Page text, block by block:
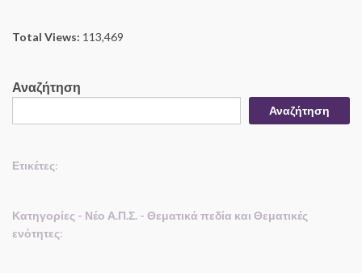
Total Views: 113,469
Αναζήτηση
Αναζήτηση
Ετικέτες:
Κατηγορίες - Νέο Α.Π.Σ. - Θεματικά πεδία και Θεματικές
ενότητες: